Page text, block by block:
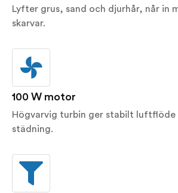
Lyfter grus, sand och djurhår, når in
skarvar.
100 W motor
Högvarvig turbin ger stabilt luftflöde
städning.